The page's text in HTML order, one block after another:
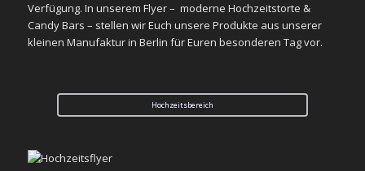
Verfügung. In unserem Flyer – moderne Hochzeitstorte &
Candy Bars – stellen wir Euch unsere Produkte aus unserer
kleinen Manufaktur in Berlin für Euren besonderen Tag vor.
Hochzeitsbereich